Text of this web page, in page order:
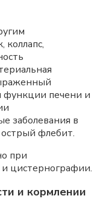
функции печени и
заболевания в
флебит.
при
цистернографии.
и кормлении